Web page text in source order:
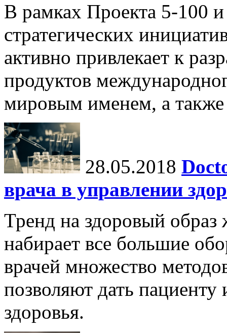
В рамках Проекта 5-100
стратегических
активно привлекает к
продуктов
мировым именем, а
28.05.2018
врача в управлении
Тренд на здоровый
набирает все большие
врачей множество
позволяют дать
здоровья.